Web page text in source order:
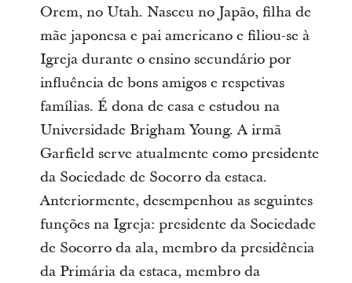
Orem, no Utah. Nasceu no Japão, filha de
mãe japonesa e pai americano e filiou-se à
Igreja durante o ensino secundário por
influência de bons amigos e respetivas
famílias. É dona de casa e estudou na
Universidade Brigham Young. A irmã
Garfield serve atualmente como presidente
da Sociedade de Socorro da estaca.
Anteriormente, desempenhou as seguintes
funções na Igreja: presidente da Sociedade
de Socorro da ala, membro da presidência
da Primária da estaca, membro da